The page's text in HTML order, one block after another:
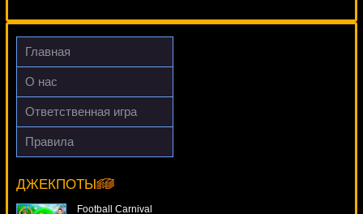
Mystic Secrets
3725 ₽
Serg***
Главная
О нас
Ответственная игра
Правила
ДЖЕКПОТЫ
Dolphin Reef
number***
Football Carnival